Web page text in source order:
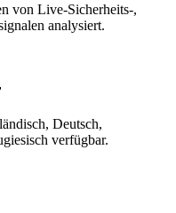
von Live-Sicherheits-,
analysiert.
Deutsch,
verfügbar.